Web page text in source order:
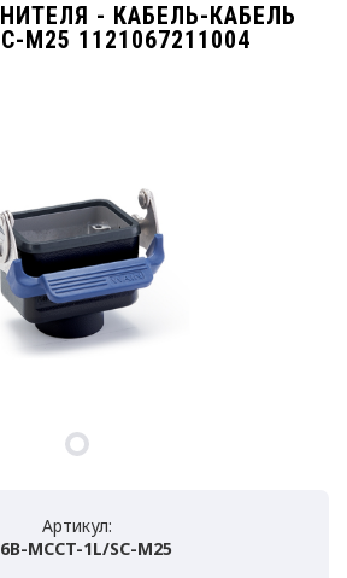
- КАБЕЛЬ-КАБЕЛЬ
M25 1121067211004
Артикул:
MCCT-1L/SC-M25